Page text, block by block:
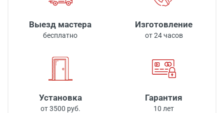
Выезд мастера
бесплатно
Изготовление
от 24 часов
Установка
от 3500 руб.
Гарантия
10 лет